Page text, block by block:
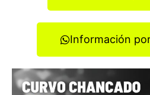
Información